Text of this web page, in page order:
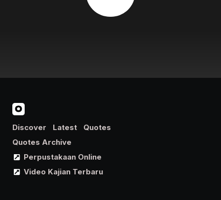
Discover Latest
Quotes
Quotes Archive
Perpustakaan Online
Video Kajian Terbaru